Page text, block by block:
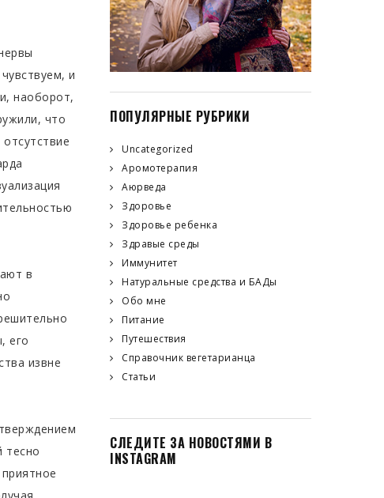
и
наоборот,
что
в
его
извне
тесно
ПОПУЛЯРНЫЕ РУБРИКИ
Uncategorized
Аромотерапия
Аюрведа
Здоровье
Здоровье ребенка
Здравые среды
Иммунитет
Натуральные средства и БАДы
Обо мне
Питание
Путешествия
Справочник вегетарианца
Статьи
СЛЕДИТЕ ЗА НОВОСТЯМИ В
INSTAGRAM